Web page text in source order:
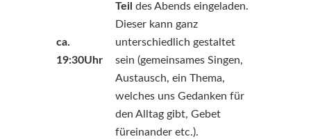
ca.
19:30Uhr
Teil des Abends eingeladen.
Dieser kann ganz
unterschiedlich gestaltet
sein (gemeinsames Singen,
Austausch, ein Thema,
welches uns Gedanken für
den Alltag gibt, Gebet
füreinander etc.).